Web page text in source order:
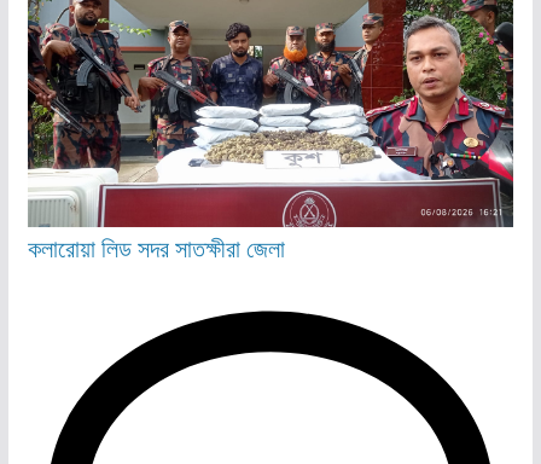
কলারোয়ালিডসদরসাতক্ষীরা জেলা